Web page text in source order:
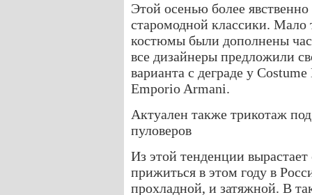
Этой осенью более
старомодной классики. Мало
костюмы были дополнены
все дизайнеры предложили
варианта с деграде у
Emporio Armani.
Актуален также трикотаж
пуловеров
Из этой тенденции
прижиться в этом году в
прохладной, и затяжной. В